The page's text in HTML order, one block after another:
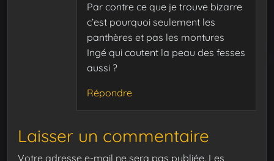
Par contre ce que je trouve bizarre
c’est pourquoi seulement les
panthères et pas les montures
Ingé qui coutent la peau des fesses
aussi ?
Répondre
Laisser un commentaire
Votre adresse e-mail ne sera pas publiée. Les